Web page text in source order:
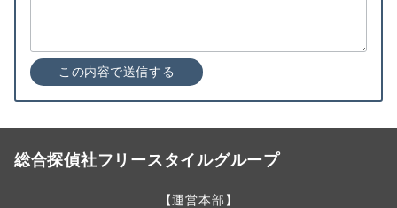
総合探偵社フリースタイルグループ
【運営本部】